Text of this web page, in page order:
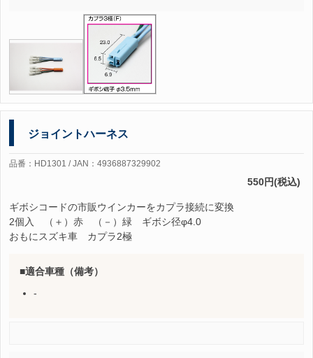
ジョイントハーネス
品番：HD1301 / JAN：4936887329902
550円(税込)
ギボシコードの市販ウインカーをカプラ接続に変換
2個入 （＋）赤 （－）緑 ギボシ径φ4.0
おもにスズキ車 カプラ2極
適合車種（備考）
-